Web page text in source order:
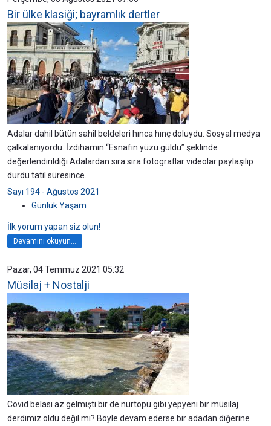
Bir ülke klasiği; bayramlık dertler
Adalar dahil bütün sahil beldeleri hınca hınç doluydu. Sosyal medya
çalkalanıyordu. İzdihamın “Esnafın yüzü güldü” şeklinde
değerlendirildiği Adalardan sıra sıra fotograflar videolar paylaşılıp
durdu tatil süresince.
Sayı 194 - Ağustos 2021
Günlük Yaşam
İlk yorum yapan siz olun!
Devamını okuyun...
Pazar, 04 Temmuz 2021 05:32
Müsilaj + Nostalji
Covid belası az gelmişti bir de nurtopu gibi yepyeni bir müsilaj
derdimiz oldu değil mi? Böyle devam ederse bir adadan diğerine